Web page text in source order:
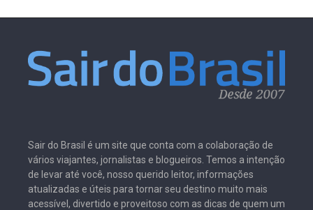
Sair do Brasil é um site que conta com a colaboração de
vários viajantes, jornalistas e blogueiros. Temos a intenção
de levar até você, nosso querido leitor, informações
atualizadas e úteis para tornar seu destino muito mais
acessível, divertido e proveitoso com as dicas de quem um